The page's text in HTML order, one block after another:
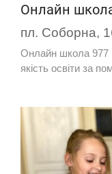
Онлайн
пл. Соборна,
Онлайн школа 977
якість освіти за